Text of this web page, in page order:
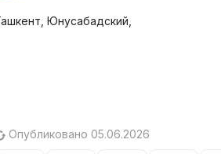
Юнусабадский,
Опубликовано 05.06.2026